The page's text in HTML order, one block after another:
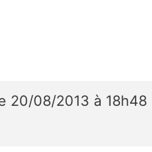
20/08/2013 à 18h48